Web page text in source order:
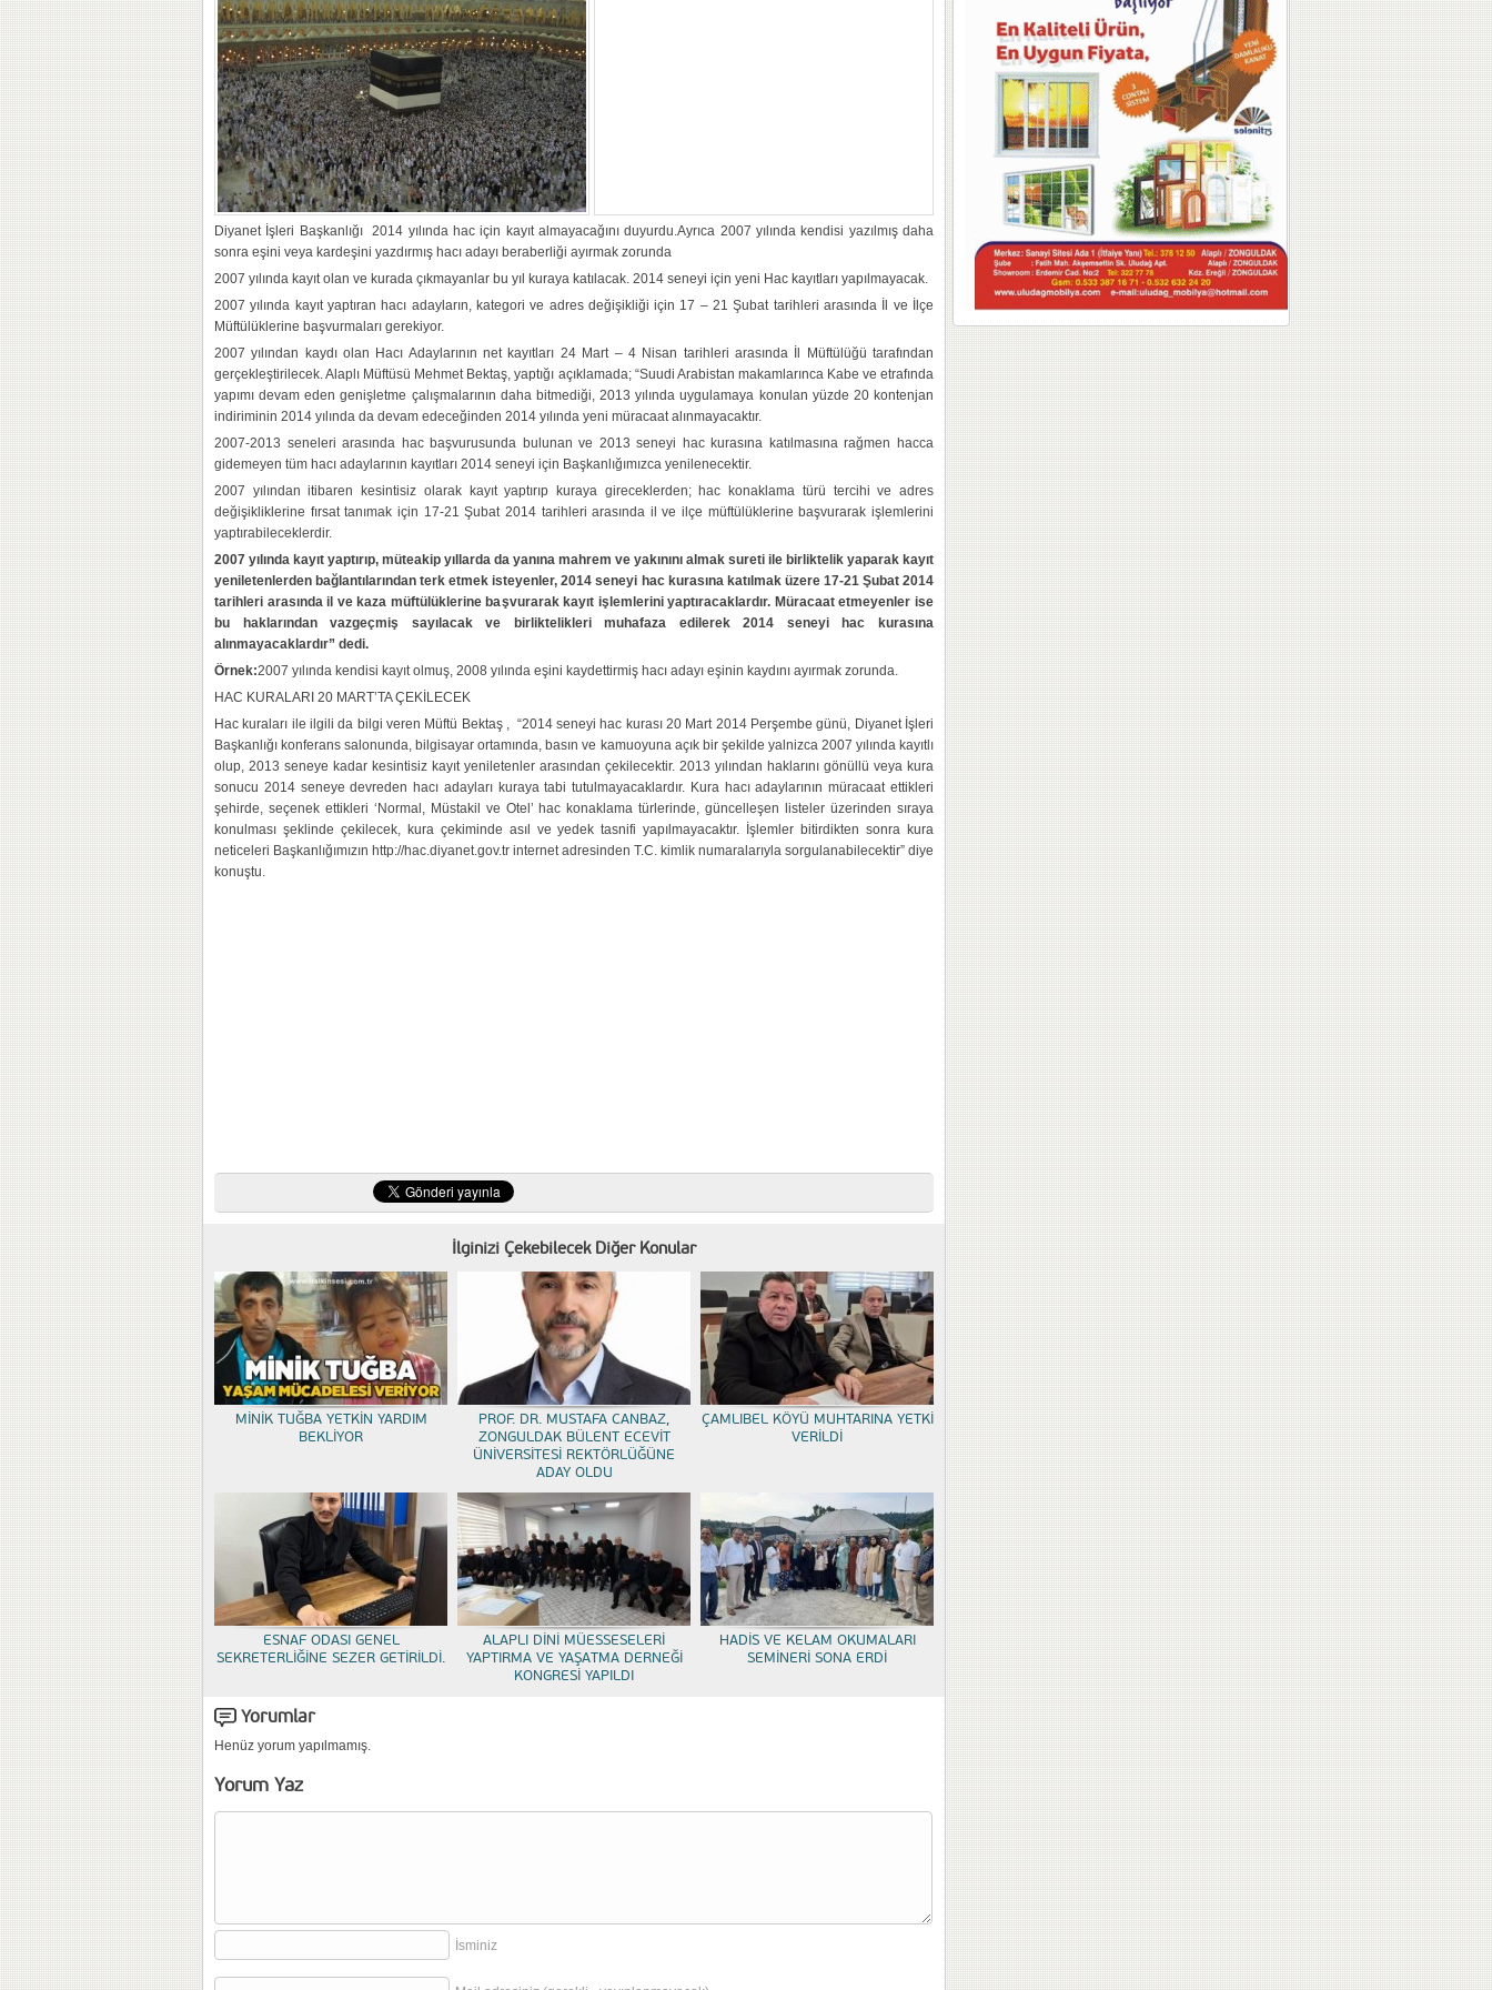
Diyanet İşleri Başkanlığı 2014 yılında hac için kayıt almayacağını duyurdu.Ayrıca 2007 yılında kendisi yazılmış daha
sonra eşini veya kardeşini yazdırmış hacı adayı beraberliği ayırmak zorunda
2007 yılında kayıt olan ve kurada çıkmayanlar bu yıl kuraya katılacak. 2014 seneyi için yeni Hac kayıtları yapılmayacak.
2007 yılında kayıt yaptıran hacı adayların, kategori ve adres değişikliği için 17 – 21 Şubat tarihleri arasında İl ve İlçe
Müftülüklerine başvurmaları gerekiyor.
2007 yılından kaydı olan Hacı Adaylarının net kayıtları 24 Mart – 4 Nisan tarihleri arasında İl Müftülüğü tarafından
gerçekleştirilecek. Alaplı Müftüsü Mehmet Bektaş, yaptığı açıklamada; “Suudi Arabistan makamlarınca Kabe ve etrafında
yapımı devam eden genişletme çalışmalarının daha bitmediği, 2013 yılında uygulamaya konulan yüzde 20 kontenjan
indiriminin 2014 yılında da devam edeceğinden 2014 yılında yeni müracaat alınmayacaktır.
2007-2013 seneleri arasında hac başvurusunda bulunan ve 2013 seneyi hac kurasına katılmasına rağmen hacca
gidemeyen tüm hacı adaylarının kayıtları 2014 seneyi için Başkanlığımızca yenilenecektir.
2007 yılından itibaren kesintisiz olarak kayıt yaptırıp kuraya gireceklerden; hac konaklama türü tercihi ve adres
değişikliklerine fırsat tanımak için 17-21 Şubat 2014 tarihleri arasında il ve ilçe müftülüklerine başvurarak işlemlerini
yaptırabileceklerdir.
2007 yılında kayıt yaptırıp, müteakip yıllarda da yanına mahrem ve yakınını almak sureti ile birliktelik yaparak kayıt
yeniletenlerden bağlantılarından terk etmek isteyenler, 2014 seneyi hac kurasına katılmak üzere 17-21 Şubat 2014
tarihleri arasında il ve kaza müftülüklerine başvurarak kayıt işlemlerini yaptıracaklardır. Müracaat etmeyenler ise
bu haklarından vazgeçmiş sayılacak ve birliktelikleri muhafaza edilerek 2014 seneyi hac kurasına
alınmayacaklardır” dedi.
Örnek:2007 yılında kendisi kayıt olmuş, 2008 yılında eşini kaydettirmiş hacı adayı eşinin kaydını ayırmak zorunda.
HAC KURALARI 20 MART’TA ÇEKİLECEK
Hac kuraları ile ilgili da bilgi veren Müftü Bektaş , “2014 seneyi hac kurası 20 Mart 2014 Perşembe günü, Diyanet İşleri
Başkanlığı konferans salonunda, bilgisayar ortamında, basın ve kamuoyuna açık bir şekilde yalnizca 2007 yılında kayıtlı
olup, 2013 seneye kadar kesintisiz kayıt yeniletenler arasından çekilecektir. 2013 yılından haklarını gönüllü veya kura
sonucu 2014 seneye devreden hacı adayları kuraya tabi tutulmayacaklardır. Kura hacı adaylarının müracaat ettikleri
şehirde, seçenek ettikleri ‘Normal, Müstakil ve Otel’ hac konaklama türlerinde, güncelleşen listeler üzerinden sıraya
konulması şeklinde çekilecek, kura çekiminde asıl ve yedek tasnifi yapılmayacaktır. İşlemler bitirdikten sonra kura
neticeleri Başkanlığımızın http://hac.diyanet.gov.tr internet adresinden T.C. kimlik numaralarıyla sorgulanabilecektir” diye
konuştu.
İlginizi Çekebilecek Diğer Konular
MİNİK TUĞBA YETKİN YARDIM
BEKLİYOR
PROF. DR. MUSTAFA CANBAZ,
ZONGULDAK BÜLENT ECEVİT
ÜNİVERSİTESİ REKTÖRLÜĞÜNE
ADAY OLDU
ÇAMLIBEL KÖYÜ MUHTARINA YETKİ
VERİLDİ
ESNAF ODASI GENEL
SEKRETERLİĞİNE SEZER GETİRİLDİ.
ALAPLI DİNİ MÜESSESELERİ
YAPTIRMA VE YAŞATMA DERNEĞİ
KONGRESİ YAPILDI
HADİS VE KELAM OKUMALARI
SEMİNERİ SONA ERDİ
Yorumlar
Henüz yorum yapılmamış.
Yorum Yaz
İsminiz